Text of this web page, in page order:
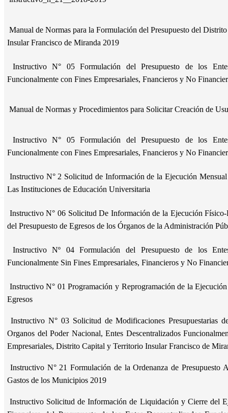
Manual de Normas para la Formulación del Presupuesto del
Insular Francisco de Miranda 2019
Instructivo N° 05 Formulación del Presupuesto de los
Funcionalmente con Fines Empresariales, Fnancieros y No
Manual de Normas y Procedimientos para Solicitar Creación de
Instructivo N° 05 Formulación del Presupuesto de los
Funcionalmente con Fines Empresariales, Fnancieros y No
Instructivo N° 2 Solicitud de Información de la Ejecución Mensual
Las Instituciones de Educación Universitaria
Instructivo N° 06 Solicitud De Información de la Ejecución Físico-
del Presupuesto de Egresos de los Órganos de la Administración
Instructivo Nº 04 Formulación del Presupuesto de los
Funcionalmente Sin Fines Empresariales, Financieros y No
Instructivo N° 01 Programación y Reprogramación de la Ejecución
Egresos
Instructivo N° 03 Solicitud de Modificaciones Presupuestarias
Organos del Poder Nacional, Entes Descentralizados
Empresariales, Distrito Capital y Territorio Insular Francisco de
Instructivo N° 21 Formulación de la Ordenanza de Presupuesto
Gastos de los Municipios 2019
Instructivo Solicitud de Información de Liquidación y Cierre del